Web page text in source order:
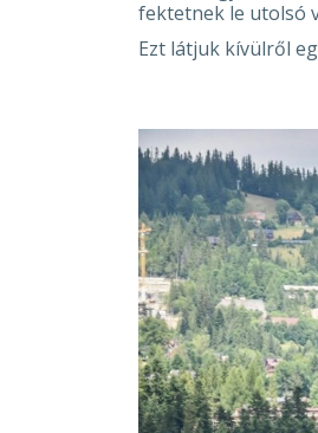
fektetnek le utolsó
Ezt látjuk kívülről